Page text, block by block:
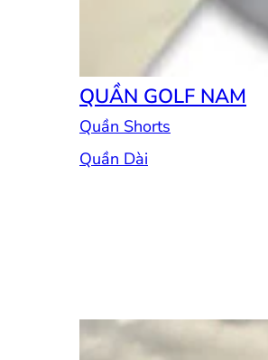
QUẦN GOLF NAM
Quần Shorts
Quần Dài